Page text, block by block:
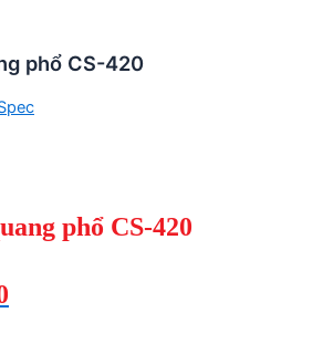
phổ CS-420
phổ CS-420